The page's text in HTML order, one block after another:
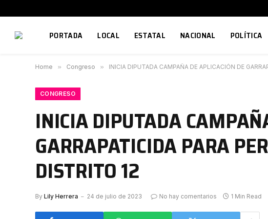
PORTADA LOCAL ESTATAL NACIONAL POLÍTICA
Home » Congreso » INICIA DIPUTADA CAMPAÑA DE APLICACIÓN DE
CONGRESO
INICIA DIPUTADA
GARRAPATICIDA PARA
DISTRITO 12
By Lily Herrera 24 de julio de 2023 No hay comentarios 1 Min Read